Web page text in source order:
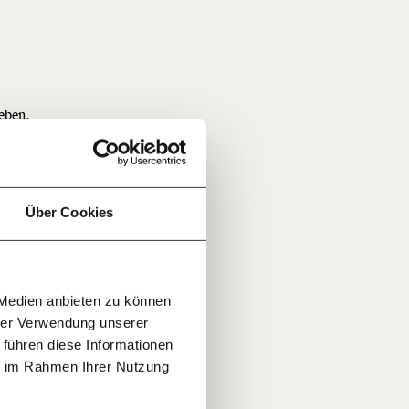
Über Cookies
anbieten zu können
Verwendung unserer
diese Informationen
Rahmen Ihrer Nutzung
die
-
100€ €